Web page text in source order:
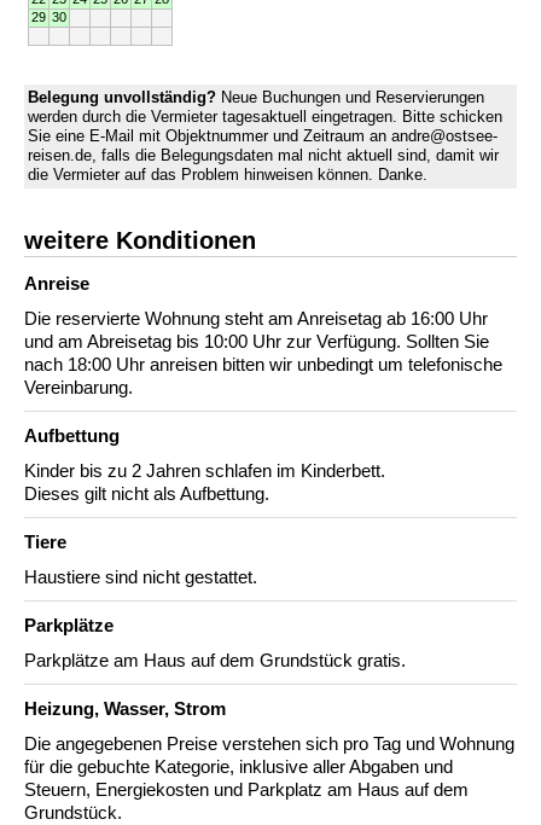
29 30
Belegung unvollständig? Neue Buchungen und Reservierungen
werden durch die Vermieter tagesaktuell eingetragen. Bitte schicken
Sie eine E-Mail mit Objektnummer und Zeitraum an andre@ostsee-
reisen.de, falls die Belegungsdaten mal nicht aktuell sind, damit wir
die Vermieter auf das Problem hinweisen können. Danke.
weitere Konditionen
Anreise
Die reservierte Wohnung steht am Anreisetag ab 16:00 Uhr
und am Abreisetag bis 10:00 Uhr zur Verfügung. Sollten Sie
nach 18:00 Uhr anreisen bitten wir unbedingt um telefonische
Vereinbarung.
Aufbettung
Kinder bis zu 2 Jahren schlafen im Kinderbett.
Dieses gilt nicht als Aufbettung.
Tiere
Haustiere sind nicht gestattet.
Parkplätze
Parkplätze am Haus auf dem Grundstück gratis.
Heizung, Wasser, Strom
Die angegebenen Preise verstehen sich pro Tag und Wohnung
für die gebuchte Kategorie, inklusive aller Abgaben und
Steuern, Energiekosten und Parkplatz am Haus auf dem
Grundstück.